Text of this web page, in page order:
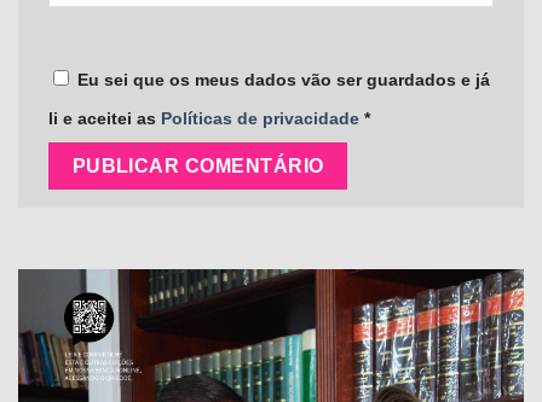
Eu sei que os meus dados vão ser guardados e já
li e aceitei as Políticas de privacidade *